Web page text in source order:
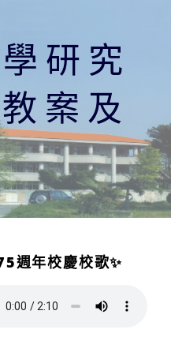
研究
案及
週年校慶校歌✨